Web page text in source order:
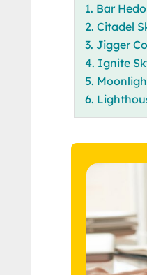
1. Bar
2. Citadel
3. Jigger
4. Ignite
5.
6.